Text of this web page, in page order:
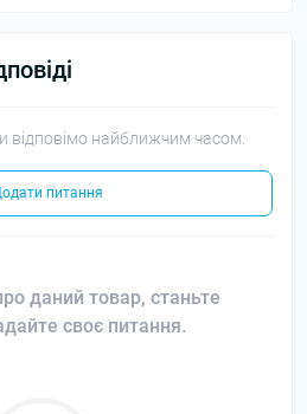
відповімо найближчим часом.
питання
даний товар, станьте
своє питання.